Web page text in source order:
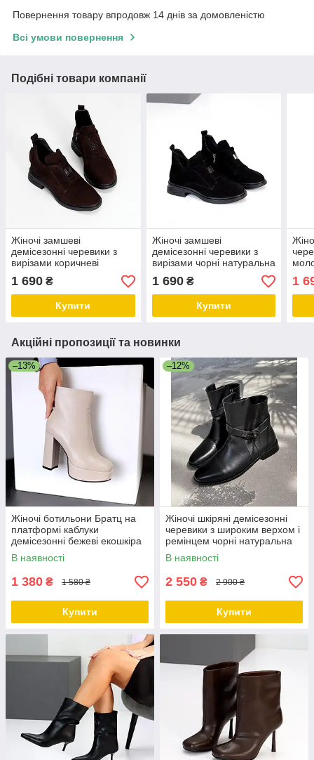
Повернення товару впродовж 14 днів за домовленістю
Всі умови повернення
Подібні товари компанії
Жіночі замшеві
демісезонні черевики з
вирізами коричневі
натуральна замша
1 690 ₴
Купити
Жіночі замшеві
демісезонні черевики з
вирізами чорні натуральна
замша
1 690₴
Купити
1
Акційні пропозиції та новинки
–13%
Жіночі ботильони Братц на
платформі каблуки
демісезонні бежеві екошкіра
В наявності
1 380 ₴ 1 580 ₴
Купити
–12%
Жіночі шкіряні демісезонні
черевики з широким верхом і
ремінцем чорні натуральна
шкіра
В наявності
2 550 ₴ 2 900 ₴
Купити